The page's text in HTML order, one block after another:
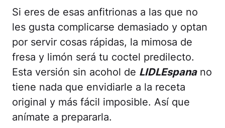
Si eres de esas anfitrionas a las que no
les gusta complicarse demasiado y optan
por servir cosas rápidas, la mimosa de
fresa y limón será tu coctel predilecto.
Esta versión sin acohol de LIDLEspanano
tiene nada que envidiarle a la receta
original y más fácil imposible. Así que
anímate a prepararla.